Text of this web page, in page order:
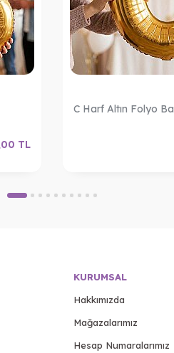
TL
C Harf Altın Folyo
KURUMSAL
Hakkımızda
Mağazalarımız
Hesap Numaralarımız